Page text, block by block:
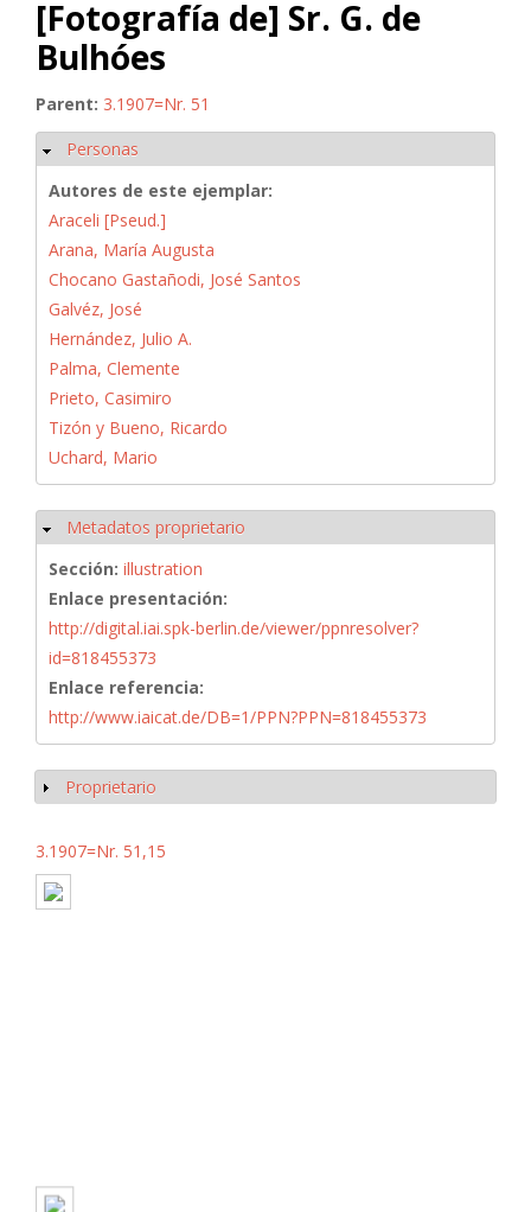
[Fotografía de] Sr. G. de
Bulhóes
Parent: 3.1907=Nr. 51
Ocultar
Personas
Autores de este ejemplar:
Araceli [Pseud.]
Arana, María Augusta
Chocano Gastañodi, José Santos
Galvéz, José
Hernández, Julio A.
Palma, Clemente
Prieto, Casimiro
Tizón y Bueno, Ricardo
Uchard, Mario
Ocultar
Metadatos proprietario
Sección: illustration
Enlace presentación:
http://digital.iai.spk-berlin.de/viewer/ppnresolver?
id=818455373
Enlace referencia:
http://www.iaicat.de/DB=1/PPN?PPN=818455373
Mostrar
Proprietario
3.1907=Nr. 51,15